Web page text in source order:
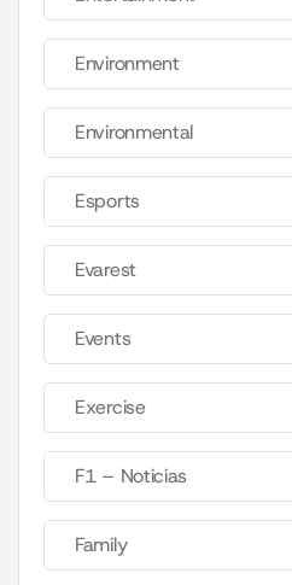
Environment
Environmental
Esports
Evarest
Events
Exercise
F1 – Noticias
Family